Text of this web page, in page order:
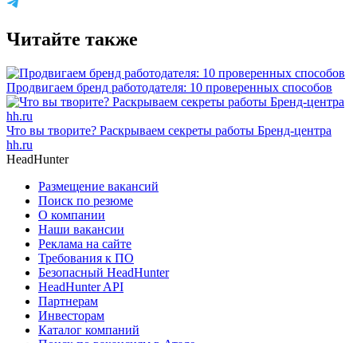
Читайте также
Продвигаем бренд работодателя: 10 проверенных способов
Что вы творите? Раскрываем секреты работы Бренд-центра
hh.ru
HeadHunter
Размещение вакансий
Поиск по резюме
О компании
Наши вакансии
Реклама на сайте
Требования к ПО
Безопасный HeadHunter
HeadHunter API
Партнерам
Инвесторам
Каталог компаний